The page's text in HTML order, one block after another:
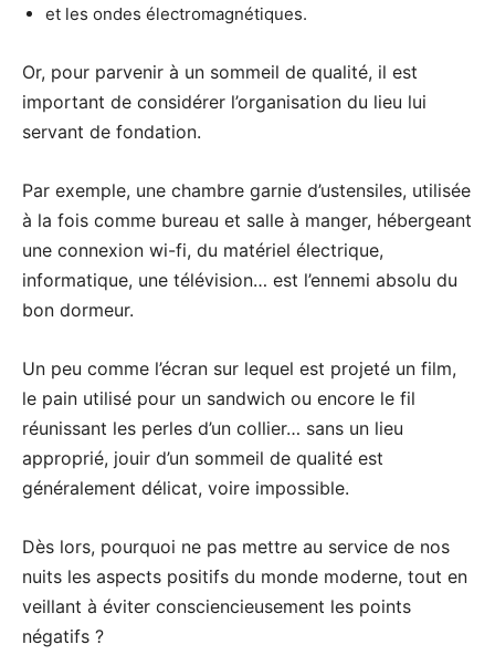
et les ondes électromagnétiques.
Or, pour parvenir à un sommeil de qualité, il est
important de considérer l’organisation du lieu lui
servant de fondation.
Par exemple, une chambre garnie d’ustensiles, utilisée
à la fois comme bureau et salle à manger, hébergeant
une connexion wi-fi, du matériel électrique,
informatique, une télévision… est l’ennemi absolu du
bon dormeur.
Un peu comme l’écran sur lequel est projeté un film,
le pain utilisé pour un sandwich ou encore le fil
réunissant les perles d’un collier… sans un lieu
approprié, jouir d’un sommeil de qualité est
généralement délicat, voire impossible.
Dès lors, pourquoi ne pas mettre au service de nos
nuits les aspects positifs du monde moderne, tout en
veillant à éviter consciencieusement les points
négatifs ?